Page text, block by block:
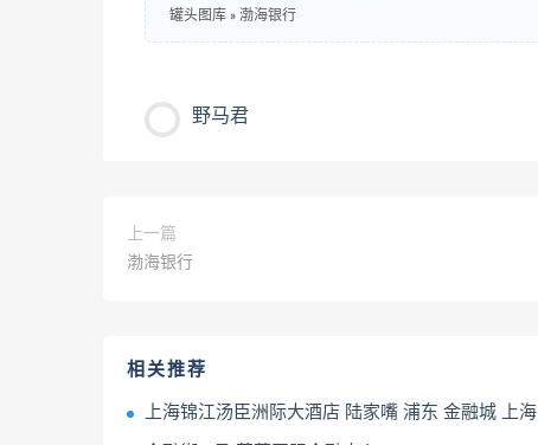
罐头图库 » 渤海银行
野马君
上一篇
渤海银行
相关推荐
上海锦江汤臣洲际大酒店 陆家嘴 浦东 金融城 上海